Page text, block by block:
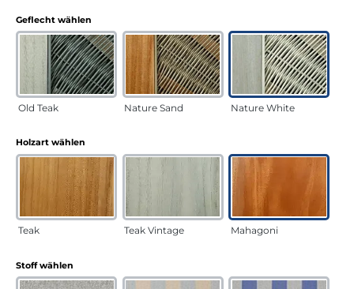
Geflecht wählen
Old Teak Nature Sand Nature White
Holzart wählen
Teak Teak Vintage Mahagoni
Stoff wählen